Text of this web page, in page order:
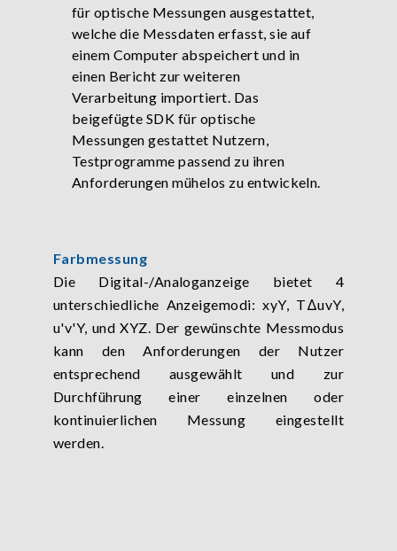
für optische Messungen ausgestattet,
welche die Messdaten erfasst, sie auf
einem Computer abspeichert und in
einen Bericht zur weiteren
Verarbeitung importiert. Das
beigefügte SDK für optische
Messungen gestattet Nutzern,
Testprogramme passend zu ihren
Anforderungen mühelos zu entwickeln.
Farbmessung
Die Digital-/Analoganzeige bietet 4
unterschiedliche Anzeigemodi: xyY, TΔuvY,
u'v'Y, und XYZ. Der gewünschte Messmodus
kann den Anforderungen der Nutzer
entsprechend ausgewählt und zur
Durchführung einer einzelnen oder
kontinuierlichen Messung eingestellt
werden.